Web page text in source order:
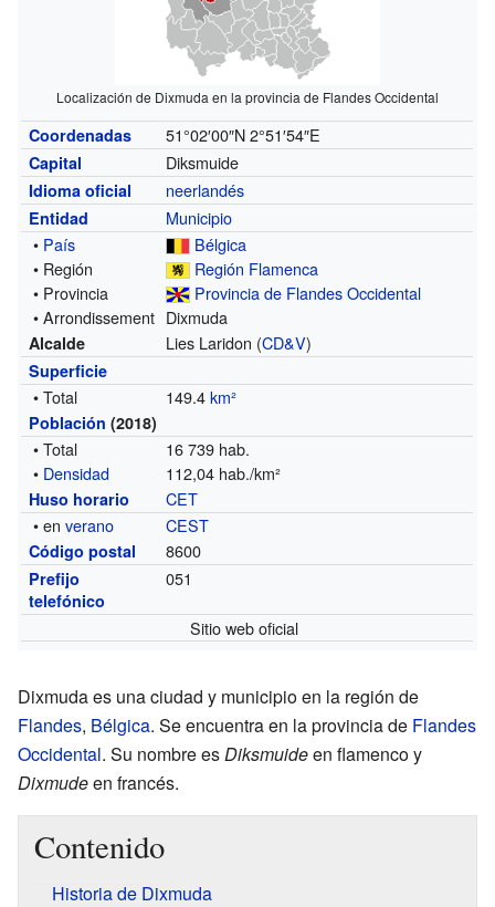
Localización de Dixmuda en la provincia de Flandes Occidental
Coordenadas 51°02′00″N 2°51′54″E
Capital Diksmuide
Idioma oficial neerlandés
Entidad
Municipio
• País
Bélgica
• Región
Región Flamenca
• Provincia
Provincia de Flandes Occidental
• Arrondissement Dixmuda
Alcalde Lies Laridon (CD&V)
Superficie
• Total 149.4km²
Población (2018)
• Total
16 739 hab.
• Densidad 112,04 hab./km²
Huso horario
CET
• enverano CEST
Código postal 8600
Prefijo
telefónico
051
Sitio web oficial
Dixmuda es una ciudad y municipio en la región de
Flandes, Bélgica. Se encuentra en la provincia de Flandes
Occidental. Su nombre esDiksmuideen flamenco y
Dixmudeen francés.
Contenido
Historia de Dixmuda